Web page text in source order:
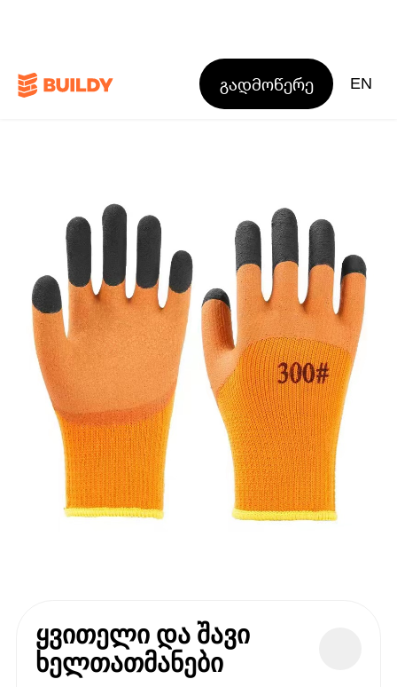
გადმოწერე EN
ყვითელი და შავი
ხელთათმანები